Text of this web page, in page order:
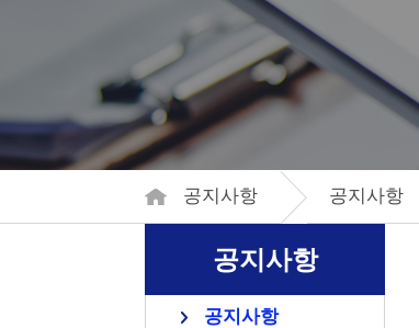
공지사항 공지사항
공지사항
공지사항